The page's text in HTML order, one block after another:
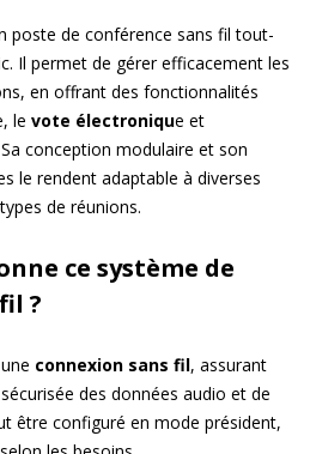
poste de conférence sans fil tout-
Il permet de gérer efficacement les
en offrant des fonctionnalités
le vote électronique et
conception modulaire et son
le rendent adaptable à diverses
de réunions.
ce système de
?
connexion sans fil, assurant
des données audio et de
être configuré en mode président,